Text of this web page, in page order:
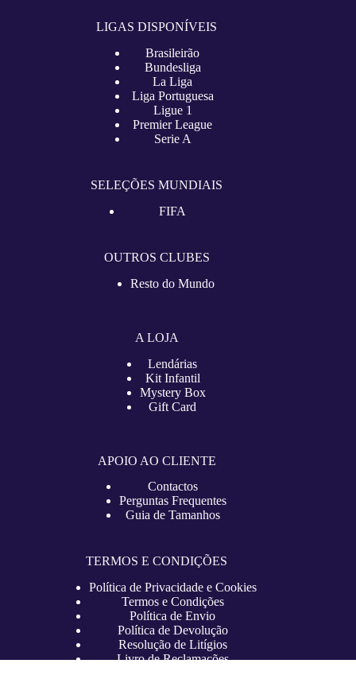
LIGAS DISPONÍVEIS
Brasileirão
Bundesliga
La Liga
Liga Portuguesa
Ligue 1
Premier League
Serie A
SELEÇÕES MUNDIAIS
FIFA
OUTROS CLUBES
Resto do Mundo
A LOJA
Lendárias
Kit Infantil
Mystery Box
Gift Card
APOIO AO CLIENTE
Contactos
Perguntas Frequentes
Guia de Tamanhos
TERMOS E CONDIÇÕES
Política de Privacidade e Cookies
Termos e Condições
Política de Envio
Política de Devolução
Resolução de Litígios
Livro de Reclamações